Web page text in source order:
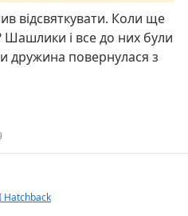
відсвяткувати. Коли ще
Шашлики і все до них були
дружина повернулася з
Hatchback